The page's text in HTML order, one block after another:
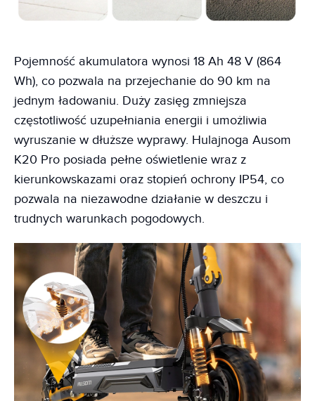
Pojemność akumulatora wynosi 18 Ah 48 V (864
Wh), co pozwala na przejechanie do 90 km na
jednym ładowaniu. Duży zasięg zmniejsza
częstotliwość uzupełniania energii i umożliwia
wyruszanie w dłuższe wyprawy. Hulajnoga Ausom
K20 Pro posiada pełne oświetlenie wraz z
kierunkowskazami oraz stopień ochrony IP54, co
pozwala na niezawodne działanie w deszczu i
trudnych warunkach pogodowych.